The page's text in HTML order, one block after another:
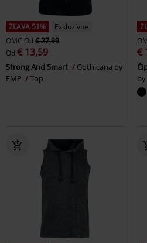
ZĽAVA 51%
Exkluzívne
OMC Od € 27,99
Od € 13,59
Strong And Smart
Gothicana by
EMP
Top
€
by